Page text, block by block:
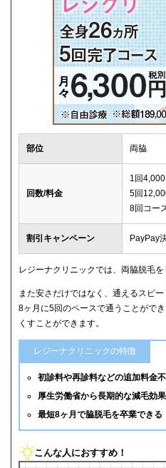
部位 両脇
回数/料金
1回4,000
5回
8回コー
割引キャンペーン PayPay
レジーナクリニックでは、両脇脱毛を
また安さだけではなく、通えるスピー
8ヶ月に5回のペースで通うことがで
くすことができます。
レジーナクリニックの特徴
初診料や再診料などの追加料金
厚生労働省から長期的な減毛効
最短8ヶ月で脇脱毛を卒業できる
こんな人におすすめ！